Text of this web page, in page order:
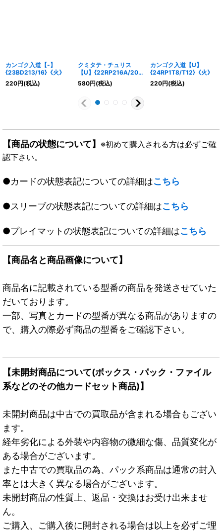
カンゴク入道【-】
{23BD213/16}《火》
220円(税込)
クミタテ・チュリス
【U】{22RP216A/20}
《火》
580円(税込)
カンゴク入道【U】
{24RP1T8/T12}《火》
220円(税込)
【商品の状態について】 ※初めて購入される方は必ずご確
認下さい。
●カードの状態表記についての詳細はこちら
●スリーブの状態表記についての詳細はこちら
●プレイマットの状態表記についての詳細はこちら
【商品名と商品画像について】
商品名に記載されている型番の商品を発送させていた
だいております。
一部、写真とカードの型番が異なる商品がありますの
で、購入の際必ず商品の型番をご確認下さい。
【未開封商品について(ボックス・パック・ファイル
系などのその他カードセット商品)】
未開封商品は中古での買取品が含まれる場合もござい
ます。
経年劣化による外装や内容物の微細な傷、品質変化が
ある場合がございます。
また中古での買取品の為、パック系商品は通常の封入
率とは大きく異なる場合がございます。
未開封商品の性質上、返品・交換はお受け出来ませ
ん。
ご購入、ご購入後に開封される場合は以上を必ずご理